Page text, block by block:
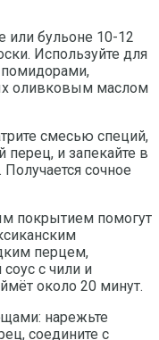
или бульоне 10-12
Используйте для
помидорами,
оливковым маслом
смесью специй,
перец, и запекайте в
сочное
покрытием помогут
перцем,
с чили и
около 20 минут.
нарежьте
соедините с